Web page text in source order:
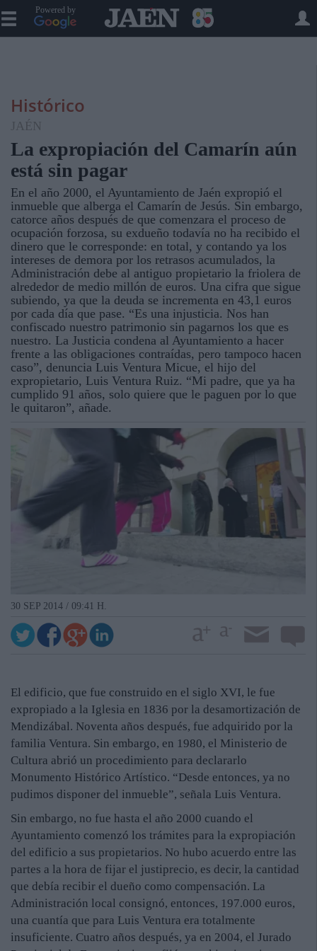
Powered by
Histórico
JAÉN
La expropiación del Camarín aún
está sin pagar
En el año 2000, el Ayuntamiento de Jaén expropió el
inmueble que alberga el Camarín de Jesús. Sin embargo,
catorce años después de que comenzara el proceso de
ocupación forzosa, su exdueño todavía no ha recibido el
dinero que le corresponde: en total, y contando ya los
intereses de demora por los retrasos acumulados, la
Administración debe al antiguo propietario la friolera de
alrededor de medio millón de euros. Una cifra que sigue
subiendo, ya que la deuda se incrementa en 43,1 euros
por cada día que pase. “Es una injusticia. Nos han
confiscado nuestro patrimonio sin pagarnos los que es
nuestro. La Justicia condena al Ayuntamiento a hacer
frente a las obligaciones contraídas, pero tampoco hacen
caso”, denuncia Luis Ventura Micue, el hijo del
expropietario, Luis Ventura Ruiz. “Mi padre, que ya ha
cumplido 91 años, solo quiere que le paguen por lo que
le quitaron”, añade.
30 SEP 2014 / 09:41 H.
El edificio, que fue construido en el siglo XVI, le fue
expropiado a la Iglesia en 1836 por la desamortización de
Mendizábal. Noventa años después, fue adquirido por la
familia Ventura. Sin embargo, en 1980, el Ministerio de
Cultura abrió un procedimiento para declararlo
Monumento Histórico Artístico. “Desde entonces, ya no
pudimos disponer del inmueble”, señala Luis Ventura.
Sin embargo, no fue hasta el año 2000 cuando el
Ayuntamiento comenzó los trámites para la expropiación
del edificio a sus propietarios. No hubo acuerdo entre las
partes a la hora de fijar el justiprecio, es decir, la cantidad
que debía recibir el dueño como compensación. La
Administración local consignó, entonces, 197.000 euros,
una cuantía que para Luis Ventura era totalmente
insuficiente. Cuatro años después, ya en 2004, el Jurado